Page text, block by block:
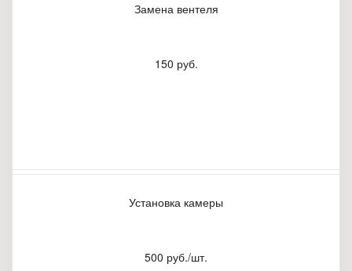
Замена вентеля
150 руб.
Установка камеры
500 руб./шт.